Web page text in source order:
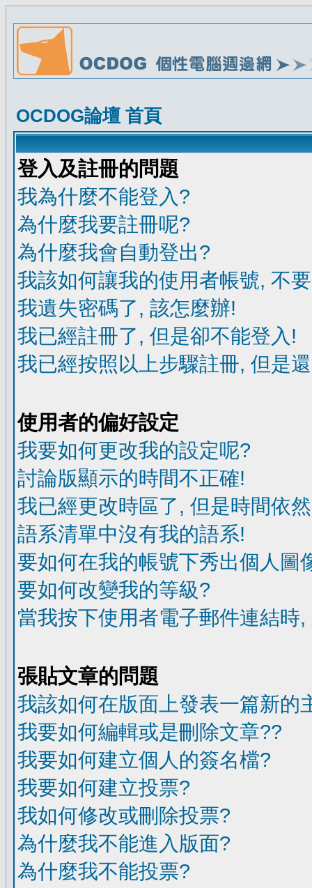
OCDOG論壇 首頁
登入及註冊的問題
我為什麼不能登入?
為什麼我要註冊呢?
為什麼我會自動登出?
我該如何讓我的使用者帳號, 不
我遺失密碼了, 該怎麼辦!
我已經註冊了, 但是卻不能登入!
我已經按照以上步驟註冊, 但是
使用者的偏好設定
我要如何更改我的設定呢?
討論版顯示的時間不正確!
我已經更改時區了, 但是時間依
語系清單中沒有我的語系!
要如何在我的帳號下秀出個人圖
要如何改變我的等級?
當我按下使用者電子郵件連結時
張貼文章的問題
我該如何在版面上發表一篇新的
我要如何編輯或是刪除文章??
我要如何建立個人的簽名檔?
我要如何建立投票?
我如何修改或刪除投票?
為什麼我不能進入版面?
為什麼我不能投票?